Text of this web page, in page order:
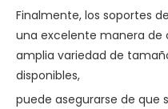
Finalmente, los soportes
una excelente manera de
amplia variedad de
disponibles,
puede asegurarse de que